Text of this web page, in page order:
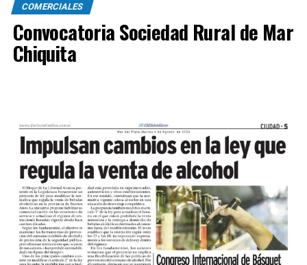
COMERCIALES
Convocatoria Sociedad Rural de Mar
Chiquita